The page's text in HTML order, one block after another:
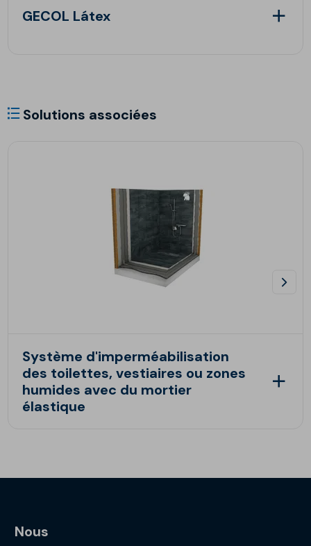
GECOL Látex
Solutions associées
Système d'imperméabilisation
des toilettes, vestiaires ou zones
humides avec du mortier
élastique
Nous